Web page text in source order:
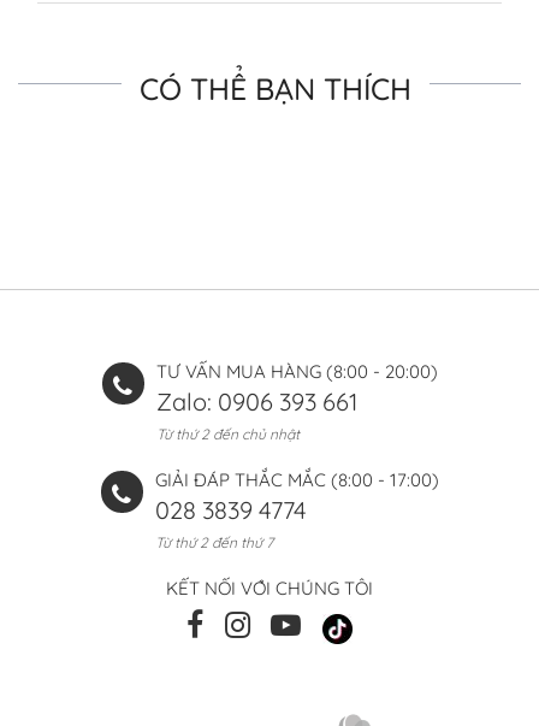
CÓ THỂ BẠN THÍCH
TƯ VẤN MUA HÀNG (8:00 - 20:00)
Zalo: 0906 393 661
Từ thứ 2 đến chủ nhật
GIẢI ĐÁP THẮC MẮC (8:00 - 17:00)
028 3839 4774
Từ thứ 2 đến thứ 7
KẾT NỐI VỚI CHÚNG TÔI